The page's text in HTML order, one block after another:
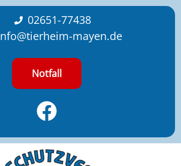
02651-77438
mayen.de
Notfall